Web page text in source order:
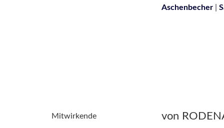
Aschenbecher|
Mitwirkende von